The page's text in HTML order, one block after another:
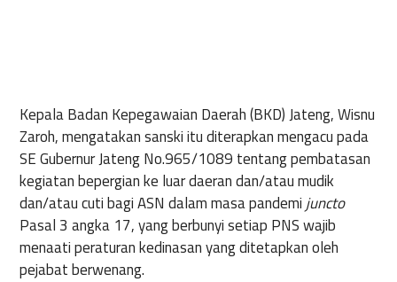
Kepala Badan Kepegawaian Daerah (BKD) Jateng, Wisnu
Zaroh, mengatakan sanski itu diterapkan mengacu pada
SE Gubernur Jateng No.965/1089 tentang pembatasan
kegiatan bepergian ke luar daeran dan/atau mudik
dan/atau cuti bagi ASN dalam masa pandemi juncto
Pasal 3 angka 17, yang berbunyi setiap PNS wajib
menaati peraturan kedinasan yang ditetapkan oleh
pejabat berwenang.